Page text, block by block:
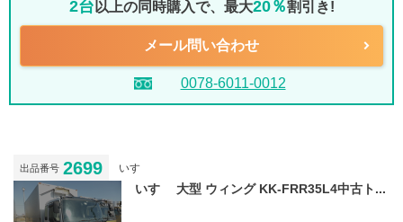
2台 以上の同時購入で、最大20％割引き!
メール問い合わせ
0078-6011-0012
出品番号 2699 いすゞ
いすゞ 大型 ウィング KK-FRR35L4中古ト...